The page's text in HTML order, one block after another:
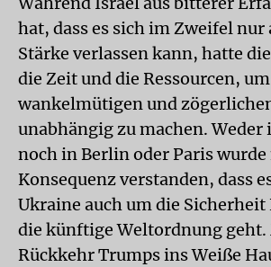
hat, dass es sich im Zweifel nur
Stärke verlassen kann, hatte
die Zeit und die Ressourcen,
wankelmütigen und
unabhängig zu machen.
noch in Berlin oder Paris
Konsequenz verstanden, dass
Ukraine auch um die Sicherheit
die künftige Weltordnung
Rückkehr Trumps ins Weiße